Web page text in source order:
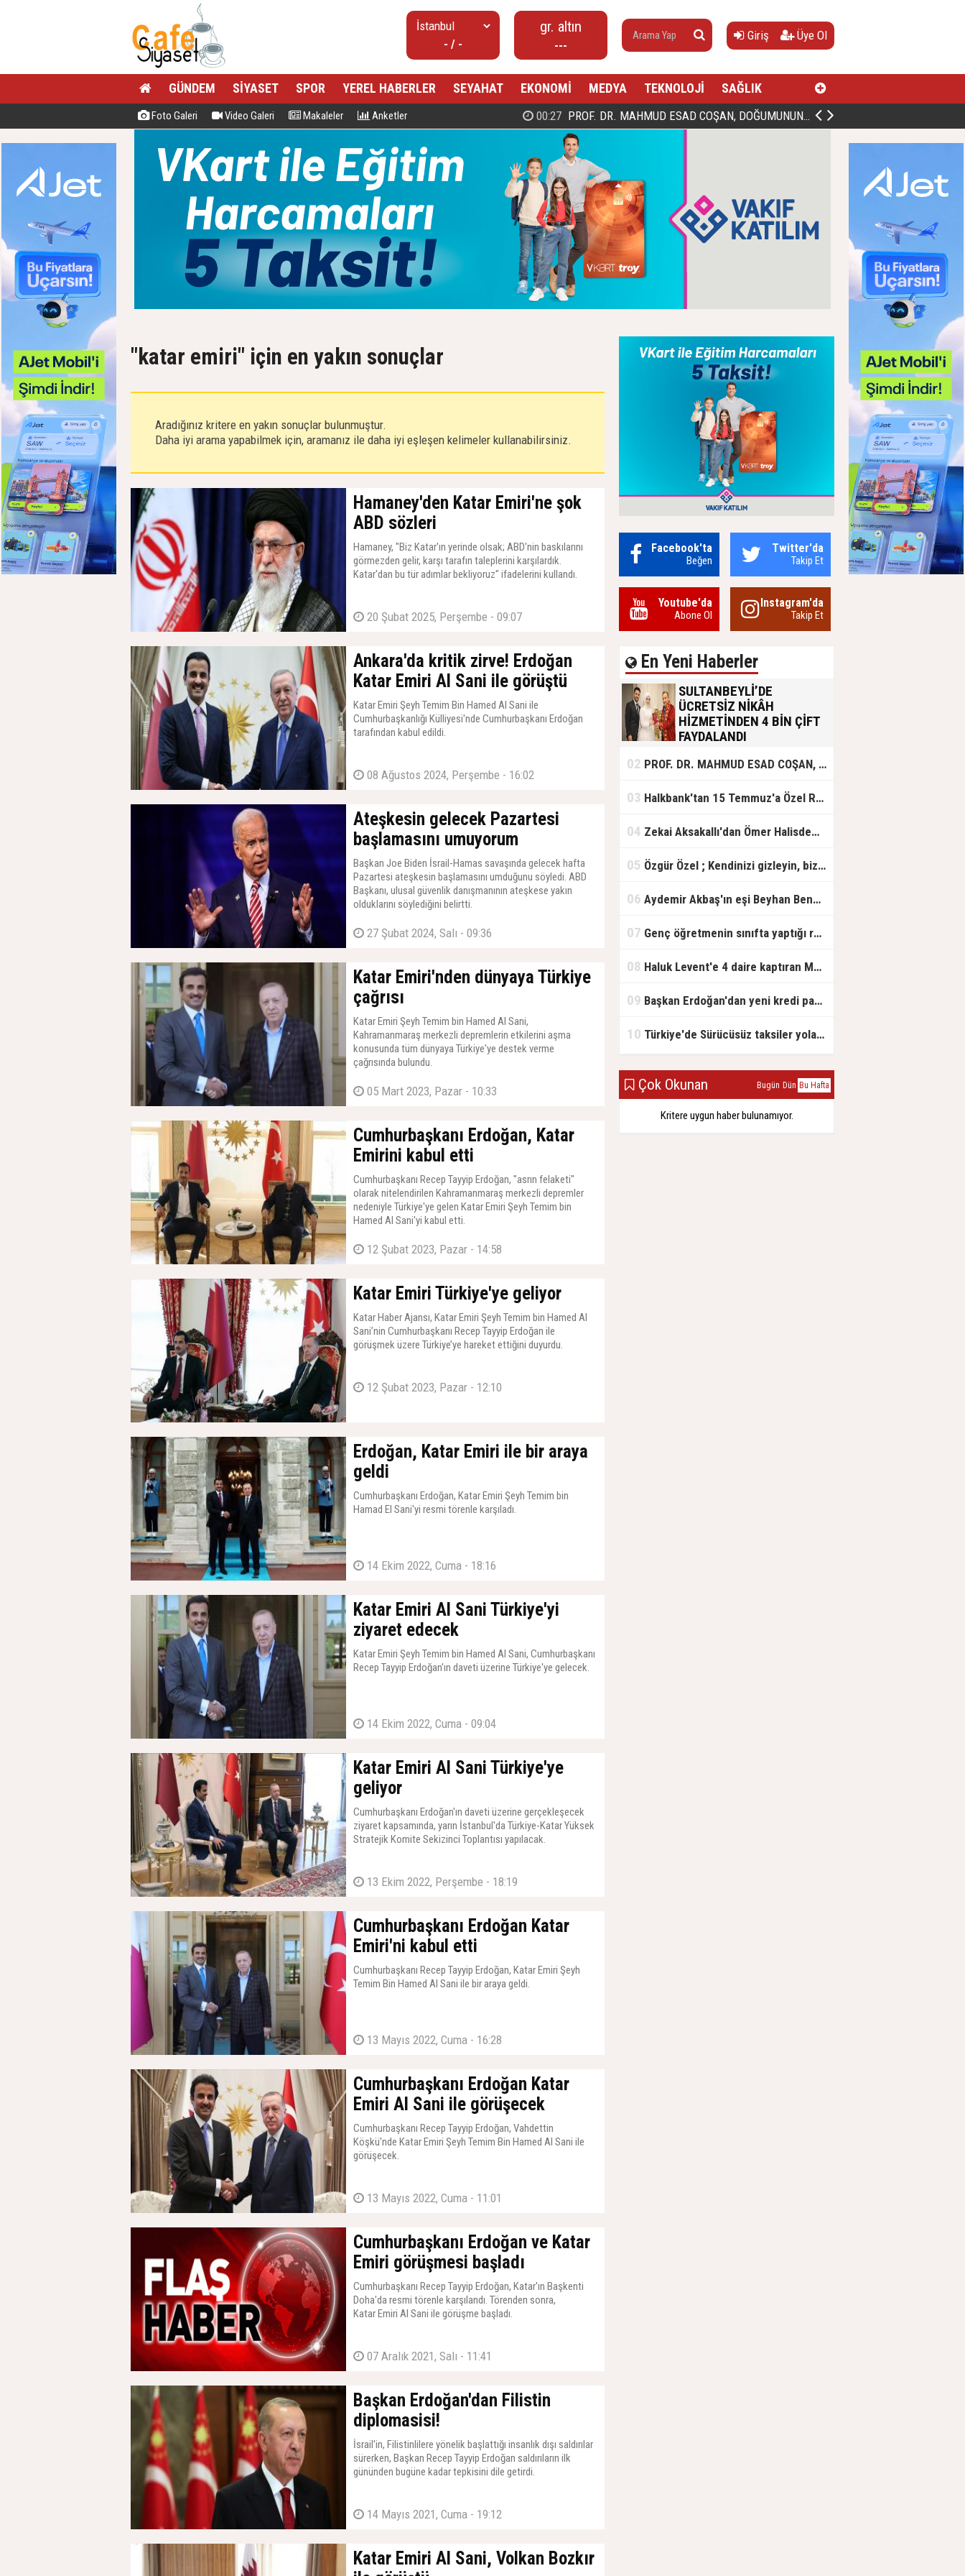
- / -
gr. altın
---
Giriş Üye Ol
GÜNDEM SİYASET SPOR YEREL HABERLER SEYAHAT EKONOMİ MEDYA TEKNOLOJİ SAĞLIK
Foto Galeri Video Galeri Makaleler Anketler 00:27 PROF. DR. MAHMUD ESAD COŞAN, DOĞUMUNUN HİCRÎ 91. YILINDA ELAZIĞ'DA YÂD EDİLECEK
"katar emiri" için en yakın sonuçlar
Aradığınız kritere en yakın sonuçlar bulunmuştur.
Daha iyi arama yapabilmek için, aramanız ile daha iyi eşleşen kelimeler kullanabilirsiniz.
Hamaney'den Katar Emiri'ne şok
ABD sözleri
Hamaney, "Biz Katar'ın yerinde olsak; ABD'nin baskılarını
görmezden gelir, karşı tarafın taleplerini karşılardık.
Katar'dan bu tür adımlar bekliyoruz" ifadelerini kullandı.
20 Şubat 2025, Perşembe - 09:07
Ankara'da kritik zirve! Erdoğan
Katar Emiri Al Sani ile görüştü
Katar Emiri Şeyh Temim Bin Hamed Al Sani ile
Cumhurbaşkanlığı Külliyesi'nde Cumhurbaşkanı Erdoğan
tarafından kabul edildi.
08 Ağustos 2024, Perşembe - 16:02
Ateşkesin gelecek Pazartesi
başlamasını umuyorum
Başkan Joe Biden İsrail-Hamas savaşında gelecek hafta
Pazartesi ateşkesin başlamasını umduğunu söyledi. ABD
Başkanı, ulusal güvenlik danışmanının ateşkese yakın
olduklarını söylediğini belirtti.
27 Şubat 2024, Salı - 09:36
Katar Emiri'nden dünyaya Türkiye
çağrısı
Katar Emiri Şeyh Temim bin Hamed Al Sani,
Kahramanmaraş merkezli depremlerin etkilerini aşma
konusunda tüm dünyaya Türkiye'ye destek verme
çağrısında bulundu.
05 Mart 2023, Pazar - 10:33
Cumhurbaşkanı Erdoğan, Katar
Emirini kabul etti
Cumhurbaşkanı Recep Tayyip Erdoğan, "asrın felaketi"
olarak nitelendirilen Kahramanmaraş merkezli depremler
nedeniyle Türkiye'ye gelen Katar Emiri Şeyh Temim bin
Hamed Al Sani'yi kabul etti.
12 Şubat 2023, Pazar - 14:58
Katar Emiri Türkiye'ye geliyor
Katar Haber Ajansı, Katar Emiri Şeyh Temim bin Hamed Al
Sani’nin Cumhurbaşkanı Recep Tayyip Erdoğan ile
görüşmek üzere Türkiye’ye hareket ettiğini duyurdu.
12 Şubat 2023, Pazar - 12:10
Erdoğan, Katar Emiri ile bir araya
geldi
Cumhurbaşkanı Erdoğan, Katar Emiri Şeyh Temim bin
Hamad El Sani'yi resmi törenle karşıladı.
14 Ekim 2022, Cuma - 18:16
Katar Emiri Al Sani Türkiye'yi
ziyaret edecek
Katar Emiri Şeyh Temim bin Hamed Al Sani, Cumhurbaşkanı
Recep Tayyip Erdoğan'ın daveti üzerine Türkiye'ye gelecek.
14 Ekim 2022, Cuma - 09:04
Katar Emiri Al Sani Türkiye'ye
geliyor
Cumhurbaşkanı Erdoğan'ın daveti üzerine gerçekleşecek
ziyaret kapsamında, yarın İstanbul'da Türkiye-Katar Yüksek
Stratejik Komite Sekizinci Toplantısı yapılacak.
13 Ekim 2022, Perşembe - 18:19
Cumhurbaşkanı Erdoğan Katar
Emiri'ni kabul etti
Cumhurbaşkanı Recep Tayyip Erdoğan, Katar Emiri Şeyh
Temim Bin Hamed Al Sani ile bir araya geldi.
13 Mayıs 2022, Cuma - 16:28
Cumhurbaşkanı Erdoğan Katar
Emiri Al Sani ile görüşecek
Cumhurbaşkanı Recep Tayyip Erdoğan, Vahdettin
Köşkü'nde Katar Emiri Şeyh Temim Bin Hamed Al Sani ile
görüşecek.
13 Mayıs 2022, Cuma - 11:01
Cumhurbaşkanı Erdoğan ve Katar
Emiri görüşmesi başladı
Cumhurbaşkanı Recep Tayyip Erdoğan, Katar'ın Başkenti
Doha'da resmi törenle karşılandı. Törenden sonra,
Katar Emiri Al Sani ile görüşme başladı.
07 Aralık 2021, Salı - 11:41
Başkan Erdoğan'dan Filistin
diplomasisi!
İsrail'in, Filistinlilere yönelik başlattığı insanlık dışı saldırılar
sürerken, Başkan Recep Tayyip Erdoğan saldırıların ilk
gününden bugüne kadar tepkisini dile getirdi.
14 Mayıs 2021, Cuma - 19:12
Katar Emiri Al Sani, Volkan Bozkır
Facebook'ta
Beğen
Twitter'da
Takip Et
Youtube'da
Abone Ol
Instagram'da
Takip Et
En Yeni Haberler
SULTANBEYLİ’DE
ÜCRETSİZ NİKÂH
HİZMETİNDEN 4 BİN ÇİFT
FAYDALANDI
olan gençlere destek amacıyla
başlattığı ücretsiz nikâh hizmetini
başlattıklarını belirten Sultanbeyli
ücretsiz hizmet vermenin
02 PROF. DR. MAHMUD ESAD COŞAN, DOĞUMUNUN HİCRÎ 91. YILINDA ELAZIĞ'DA YÂD EDİLECEK
03 Halkbank'tan 15 Temmuz'a Özel Reklam Filmi: "İrade Bizim, Zafer Bizim"
04 Zekai Aksakallı'dan Ömer Halisdemir'e 'vefa' ziyareti!
05 Özgür Özel ; Kendinizi gizleyin, bizden işaret bekleyin
06 Aydemir Akbaş'ın eşi Beyhan Benek Akbaş hayatını kaybetti
07 Genç öğretmenin sınıfta yaptığı rezil paylaşım
08 Haluk Levent'e 4 daire kaptıran Müteahhit soluğu savcılıkta aldı
09 Başkan Erdoğan'dan yeni kredi paketi müjdesi: 6 ay geri ödemesiz, 36 ay vadeli
10 Türkiye'de Sürücüsüz taksiler yola çıkmaya hazırlanıyor
Çok Okunan Bugün Dün Bu Hafta
Kritere uygun haber bulunamıyor.